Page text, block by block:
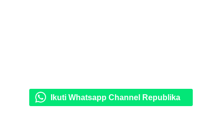
Ikuti Whatsapp Channel Republika